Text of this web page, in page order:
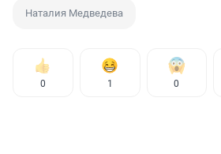
Наталия Медведева
0 1 0